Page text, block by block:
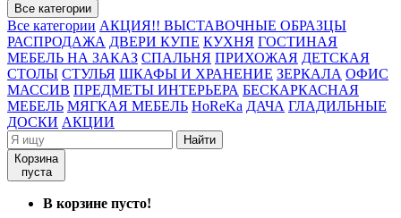
Все категории
Все категории АКЦИЯ!! ВЫСТАВОЧНЫЕ ОБРАЗЦЫ
РАСПРОДАЖА ДВЕРИ КУПЕ КУХНЯ ГОСТИНАЯ
МЕБЕЛЬ НА ЗАКАЗ СПАЛЬНЯ ПРИХОЖАЯ ДЕТСКАЯ
СТОЛЫ СТУЛЬЯ ШКАФЫ И ХРАНЕНИЕ ЗЕРКАЛА ОФИС
МАССИВ ПРЕДМЕТЫ ИНТЕРЬЕРА БЕСКАРКАСНАЯ
МЕБЕЛЬ МЯГКАЯ МЕБЕЛЬ HoReKa ДАЧА ГЛАДИЛЬНЫЕ
ДОСКИ АКЦИИ
Найти
Корзина
пуста
В корзине пусто!